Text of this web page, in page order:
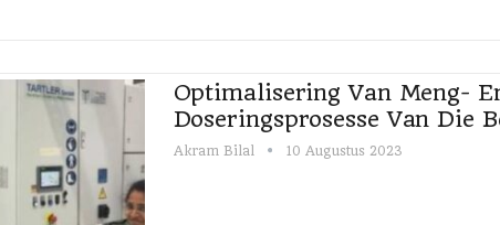
Optimalisering Van Meng-
Doseringsprosesse Van Die
Akram Bilal 10 Augustus 2023